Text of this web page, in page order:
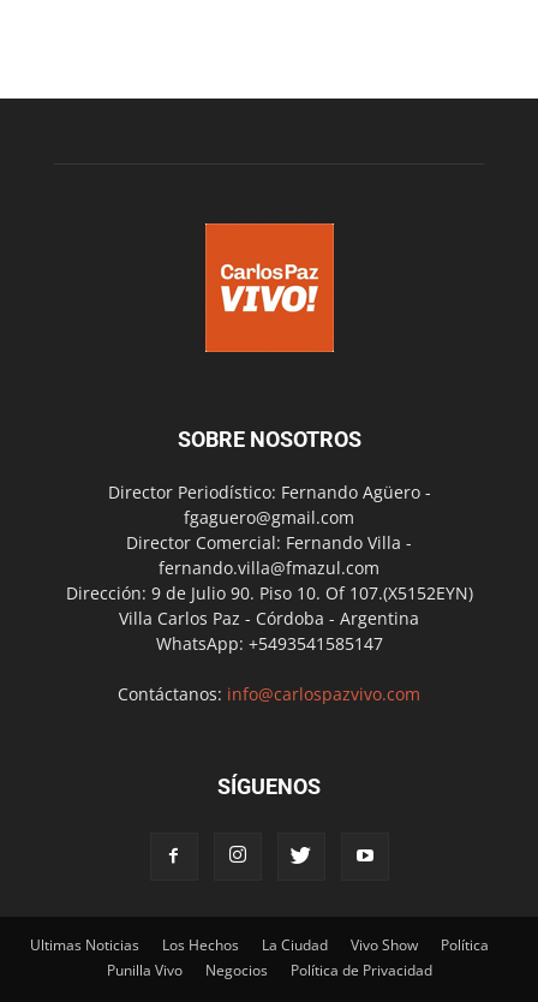
SOBRE NOSOTROS
Director Periodístico: Fernando Agüero -
fgaguero@gmail.com
Director Comercial: Fernando Villa -
fernando.villa@fmazul.com
Dirección: 9 de Julio 90. Piso 10. Of 107.(X5152EYN)
Villa Carlos Paz - Córdoba - Argentina
WhatsApp: +5493541585147
Contáctanos: info@carlospazvivo.com
SÍGUENOS
Ultimas Noticias Los Hechos La Ciudad Vivo Show
Política
Punilla Vivo
Negocios Política de Privacidad